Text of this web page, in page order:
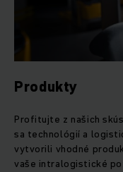
Produkty
Profitujte z našich
sa technológií a
vytvorili vhodné
vaše intralogistické